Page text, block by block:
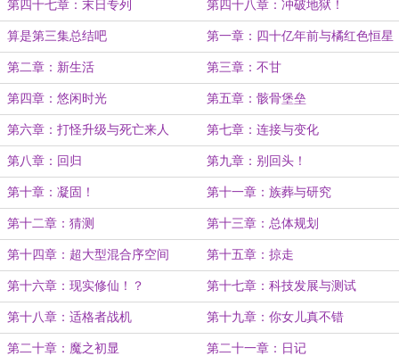
第四十七章：末日专列 第四十八章：冲破地狱！
算是第三集总结吧 第一章：四十亿年前与橘红色恒星
第二章：新生活 第三章：不甘
第四章：悠闲时光 第五章：骸骨堡垒
第六章：打怪升级与死亡来人 第七章：连接与变化
第八章：回归 第九章：别回头！
第十章：凝固！ 第十一章：族葬与研究
第十二章：猜测 第十三章：总体规划
第十四章：超大型混合序空间 第十五章：掠走
第十六章：现实修仙！？ 第十七章：科技发展与测试
第十八章：适格者战机 第十九章：你女儿真不错
第二十章：魔之初显 第二十一章：日记